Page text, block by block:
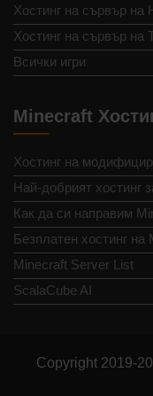
Хостинг на сървър на
Хостинг на сървър на
Всички игри
Minecraft
Хостинг на
Най-добрият хостинг
Как да си направим
Безплатен хостинг
Minecraft Server List
ScalaCube AI
Copyright 2019-